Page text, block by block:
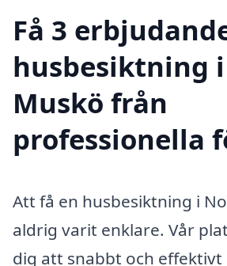
Få 3
husbesiktning
Muskö från
professionella
Att få en husbesiktning i
aldrig varit enklare. Vår
dig att snabbt och effektivt